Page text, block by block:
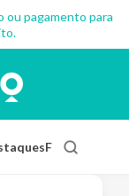
ou pagamento para
Finanças